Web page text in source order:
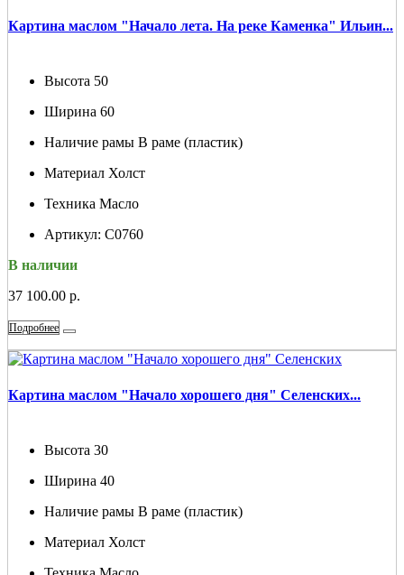
Картина маслом "Начало лета. На реке Каменка" Ильин...
Высота 50
Ширина 60
Наличие рамы В раме (пластик)
Материал Холст
Техника Масло
Артикул: С0760
В наличии
37 100.00 р.
Подробнее
Картина маслом "Начало хорошего дня" Селенских...
Высота 30
Ширина 40
Наличие рамы В раме (пластик)
Материал Холст